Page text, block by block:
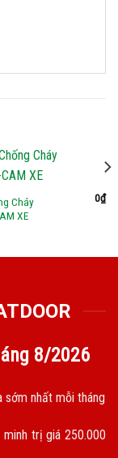
Cháy
XE
0₫
8/2026
sớm nhất mỗi tháng
trị giá 250.000